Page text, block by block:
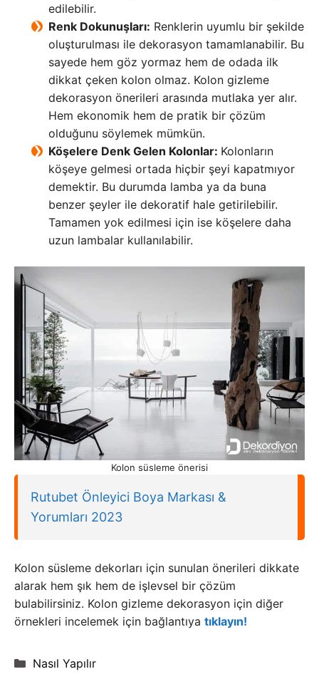
edilebilir.
Renk Dokunuşları: Renklerin uyumlu bir şekilde
oluşturulması ile dekorasyon tamamlanabilir. Bu
sayede hem göz yormaz hem de odada ilk
dikkat çeken kolon olmaz. Kolon gizleme
dekorasyon önerileri arasında mutlaka yer alır.
Hem ekonomik hem de pratik bir çözüm
olduğunu söylemek mümkün.
Köşelere Denk Gelen Kolonlar: Kolonların
köşeye gelmesi ortada hiçbir şeyi kapatmıyor
demektir. Bu durumda lamba ya da buna
benzer şeyler ile dekoratif hale getirilebilir.
Tamamen yok edilmesi için ise köşelere daha
uzun lambalar kullanılabilir.
Kolon süsleme önerisi
Rutubet Önleyici Boya Markası &
Yorumları 2023
Kolon süsleme dekorları için sunulan önerileri dikkate
alarak hem şık hem de işlevsel bir çözüm
bulabilirsiniz. Kolon gizleme dekorasyon için diğer
örnekleri incelemek için bağlantıya tıklayın!
Kategoriler
Nasıl Yapılır